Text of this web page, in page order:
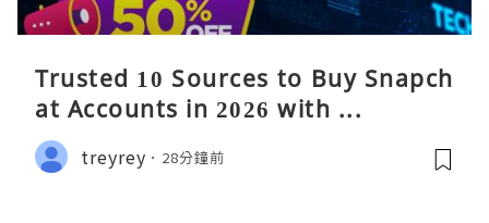
Trusted 10 Sources to Buy Snapch
at Accounts in 2026 with ...
treyrey 28分鐘前